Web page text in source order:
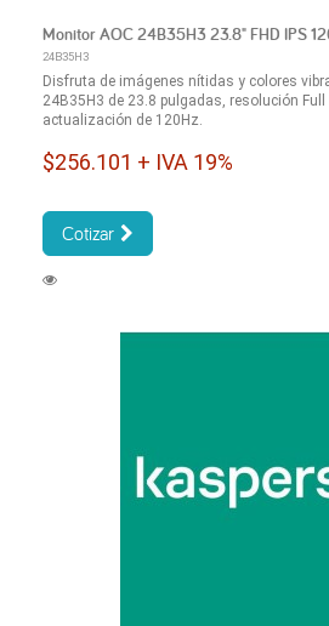
Monitor AOC 24B35H3 23.8" FHD IPS
24B35H3
Disfruta de imágenes nítidas y colores
24B35H3 de 23.8 pulgadas, resolución Full
actualización de 120Hz.
$256.101 + IVA 19%
Cotizar